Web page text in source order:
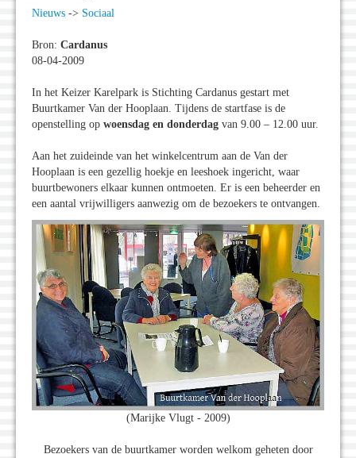
Nieuws -> Sociaal
Bron: Cardanus
08-04-2009
In het Keizer Karelpark is Stichting Cardanus gestart met
Buurtkamer Van der Hooplaan. Tijdens de startfase is de
openstelling op woensdag en donderdag van 9.00 – 12.00 uur.
Aan het zuideinde van het winkelcentrum aan de Van der
Hooplaan is een gezellig hoekje en leeshoek ingericht, waar
buurtbewoners elkaar kunnen ontmoeten. Er is een beheerder en
een aantal vrijwilligers aanwezig om de bezoekers te ontvangen.
(Marijke Vlugt - 2009)
Bezoekers van de buurtkamer worden welkom geheten door